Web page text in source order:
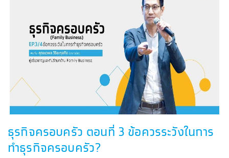
ธุรกิจครอบครัว ตอนที่ 3 ข้อควรระวังในการ
ทำธุรกิจครอบครัว?